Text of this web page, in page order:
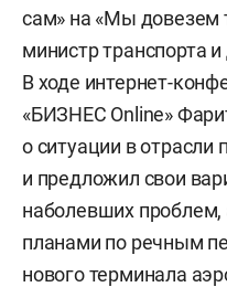
сам» на «Мы довезем
министр транспорта
В ходе интернет-
«БИЗНЕС Online»
о ситуации в отрасли
и предложил свои
наболевших проблем,
планами по речным
нового терминала